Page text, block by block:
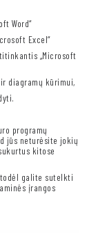
Word“
Excel“
„Microsoft
diagramų kūrimui,
programų
jūs neturėsite jokių
kitose
galite sutelkti
įrangos